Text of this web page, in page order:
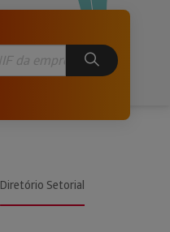
Diretório Setorial